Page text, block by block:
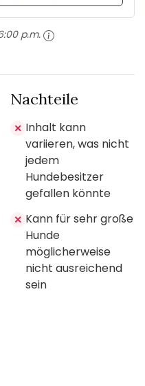
p.m.
Nachteile
✕ Inhalt kann
variieren, was nicht
jedem
Hundebesitzer
gefallen könnte
✕ Kann für sehr große
Hunde
möglicherweise
nicht ausreichend
sein